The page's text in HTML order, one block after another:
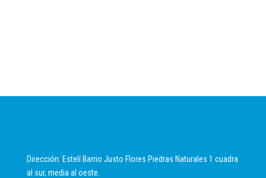
Dirección: Estelí Barrio Justo Flores Piedras Naturales 1 cuadra
al sur, media al oeste.